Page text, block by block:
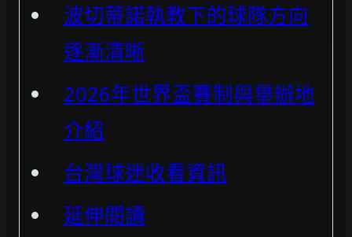
波切蒂諾執教下的球隊方向
逐漸清晰
2026年世界盃賽制與舉辦地
介紹
台灣球迷收看資訊
延伸閱讀